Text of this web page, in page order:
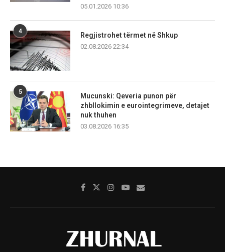
05.01.2026 10:36
4
Regjistrohet tërmet në Shkup
02.08.2026 22:34
5
Mucunski: Qeveria punon për
zhbllokimin e eurointegrimeve, detajet
nuk thuhen
03.08.2026 16:35